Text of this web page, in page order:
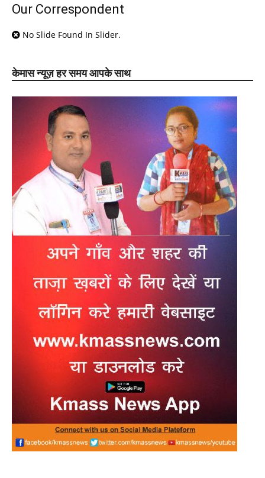
Our Correspondent
No Slide Found In Slider.
केमास न्यूज़ हर समय आपके साथ